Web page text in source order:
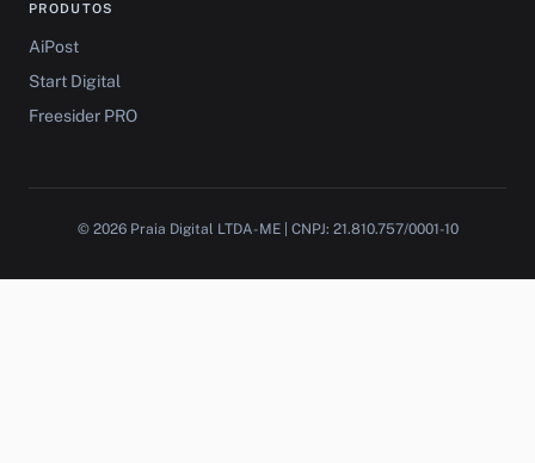
PRODUTOS
AiPost
Start Digital
Freesider PRO
© 2026 Praia Digital LTDA-ME | CNPJ: 21.810.757/0001-10